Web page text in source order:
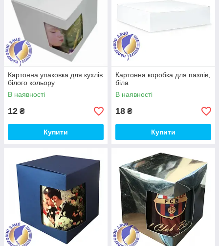
Картонна упаковка для кухлів
білого кольору
В наявності
12 ₴
Купити
Картонна коробка для пазлів,
біла
В наявності
18 ₴
Купити